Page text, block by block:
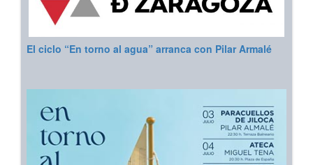
El ciclo “En torno al agua” arranca con Pilar Armalé